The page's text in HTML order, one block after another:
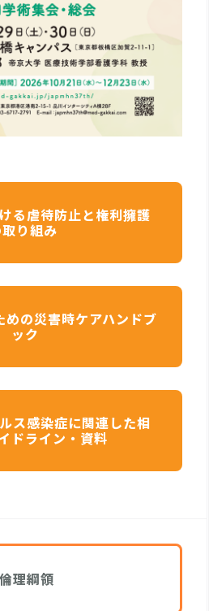
る虐待防止と権利擁護
り組み
の災害時ケアハンドブ
ック
ス感染症に関連した相
ドライン・資料
倫理綱領